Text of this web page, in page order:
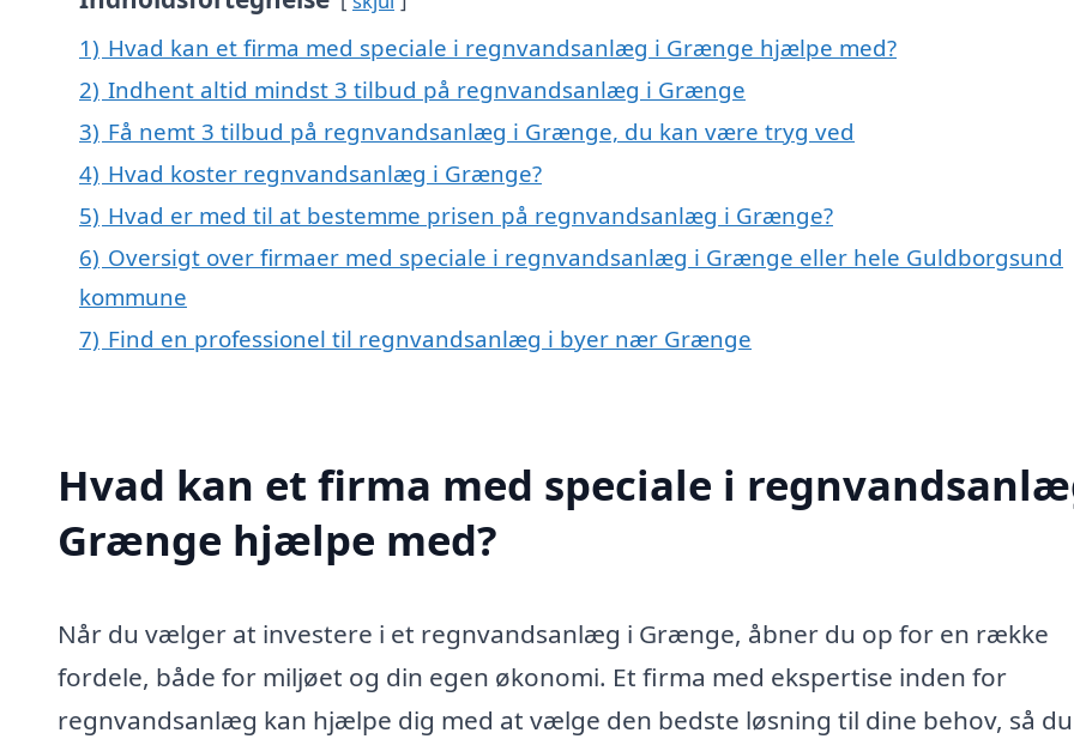
1) Hvad kan et firma med speciale i regnvandsanlæg i Grænge hjælpe med?
2) Indhent altid mindst 3 tilbud på regnvandsanlæg i Grænge
3) Få nemt 3 tilbud på regnvandsanlæg i Grænge, du kan være tryg ved
4) Hvad koster regnvandsanlæg i Grænge?
5) Hvad er med til at bestemme prisen på regnvandsanlæg i Grænge?
6) Oversigt over firmaer med speciale i regnvandsanlæg i Grænge eller hele Guldborgsund
kommune
7) Find en professionel til regnvandsanlæg i byer nær Grænge
Hvad kan et firma med speciale i
Grænge hjælpe med?
Når du vælger at investere i et regnvandsanlæg i Grænge, åbner du op for en række
fordele, både for miljøet og din egen økonomi. Et firma med ekspertise inden for
regnvandsanlæg kan hjælpe dig med at vælge den bedste løsning til dine behov, så